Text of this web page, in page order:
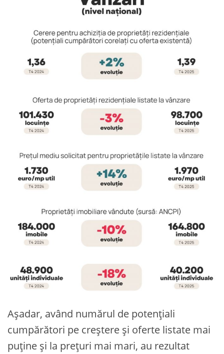
Așadar, având numărul de potențiali
cumpărători pe creștere și oferte listate mai
puține și la prețuri mai mari, au rezultat